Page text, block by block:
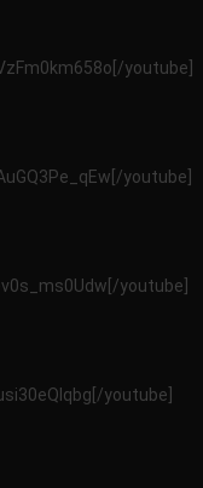
youtube]
youtube]
youtube]
youtube]